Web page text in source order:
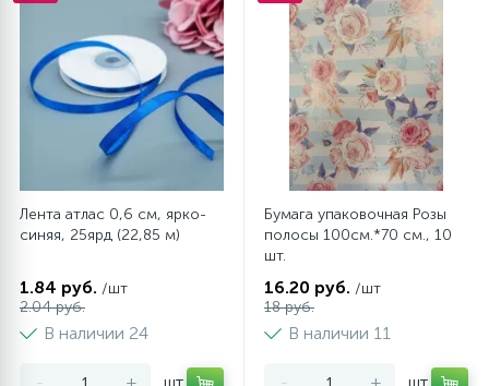
Лента атлас 0,6 см, ярко-
синяя, 25ярд (22,85 м)
1.84 руб. /шт
2.04 руб.
В наличии 24
Бумага упаковочная Розы
полосы 100см.*70 см., 10
шт.
16.20 руб. /шт
18 руб.
В наличии 11